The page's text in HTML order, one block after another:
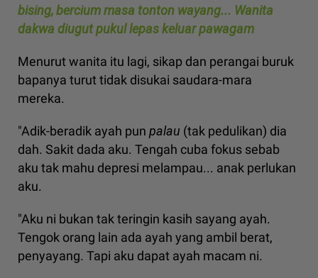
bising, bercium masa tonton wayang... Wanita
dakwa diugut pukul lepas keluar pawagam
Menurut wanita itu lagi, sikap dan perangai buruk
bapanya turut tidak disukai saudara-mara
mereka.
"Adik-beradik ayah pun palau (tak pedulikan) dia
dah. Sakit dada aku. Tengah cuba fokus sebab
aku tak mahu depresi melampau... anak perlukan
aku.
"Aku ni bukan tak teringin kasih sayang ayah.
Tengok orang lain ada ayah yang ambil berat,
penyayang. Tapi aku dapat ayah macam ni.